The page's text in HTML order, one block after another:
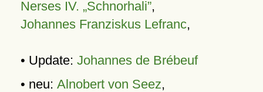
Nerses IV. „Schnorhali”,
Johannes Franziskus Lefranc,
• Update: Johannes de Brébeuf
• neu: Alnobert von Seez,